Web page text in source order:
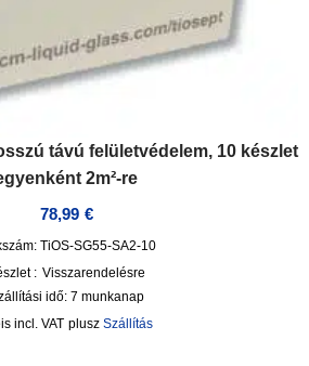
távú felületvédelem, 10 készlet
2m²-re
78,99 €
TiOS-SG55-SA2-10
: Visszarendelésre
idő: 7 munkanap
incl. VAT plusz Szállítás